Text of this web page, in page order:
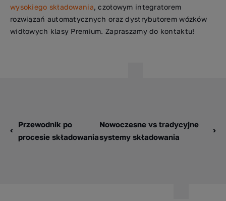
wysokiego składowania, czołowym integratorem
rozwiązań automatycznych oraz dystrybutorem wózków
widłowych klasy Premium. Zapraszamy do kontaktu!
Przewodnik po
procesie składowania
Nowoczesne vs tradycyjne
systemy składowania